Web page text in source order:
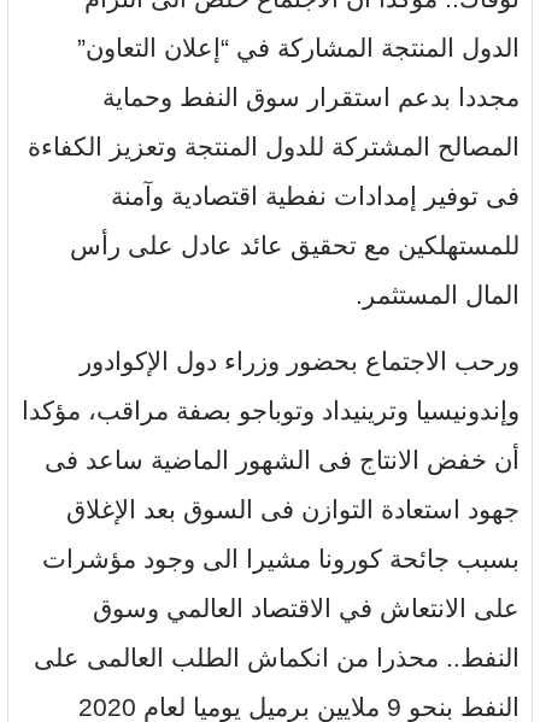
الدول المنتجة المشاركة في “إعلان التعاون”
مجددا بدعم استقرار سوق النفط وحماية
المصالح المشتركة للدول المنتجة وتعزيز الكفاءة
فى توفير إمدادات نفطية اقتصادية وآمنة
للمستهلكين مع تحقيق عائد عادل على رأس
المال المستثمر.
ورحب الاجتماع بحضور وزراء دول الإكوادور
وإندونيسيا وترينيداد وتوباجو بصفة مراقب، مؤكدا
أن خفض الانتاج فى الشهور الماضية ساعد فى
جهود استعادة التوازن فى السوق بعد الإغلاق
بسبب جائحة كورونا مشيرا الى وجود مؤشرات
على الانتعاش في الاقتصاد العالمي وسوق
النفط.. محذرا من انكماش الطلب العالمى على
النفط بنحو 9 ملايين برميل يوميا لعام 2020